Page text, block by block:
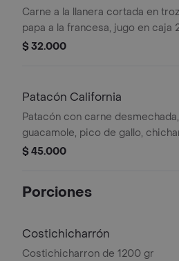
Carne a la llanera cortada en
papa a la francesa, jugo en caja
ml, galletas de la casa y juguete
$ 32.000
Patacón California
Patacón con carne desmechada,
guacamole, pico de gallo,
maicito tierno y una deliciosa
$ 45.000
Porciones
Costichicharrón
Costichicharron de 1200 gr